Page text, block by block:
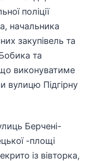
поліції
начальника
закупівель та
та
виконуватиме
вулицю Підгірну
Берчені-
-площі
із вівторка,